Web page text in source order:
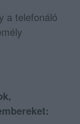
a telefonáló